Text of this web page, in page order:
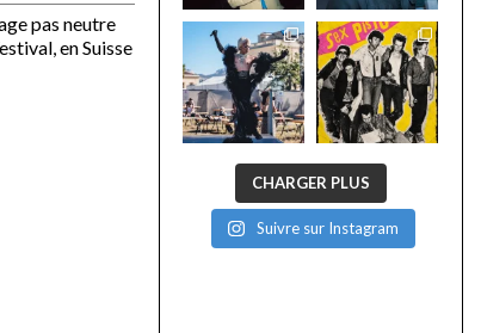
pas neutre
en Suisse
CHARGER PLUS
Suivre sur Instagram